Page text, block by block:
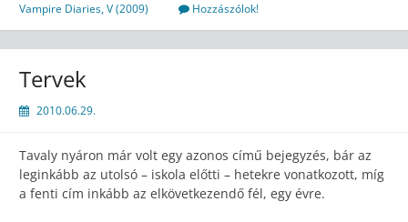
Vampire Diaries,V (2009) Hozzászólok!
Tervek
2010.06.29.
Tavaly nyáron már volt egy azonos című bejegyzés, bár az
leginkább az utolsó – iskola előtti – hetekre vonatkozott, míg
a fenti cím inkább az elkövetkezendő fél, egy évre.